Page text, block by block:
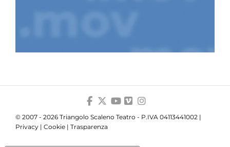
© 2007 - 2026 Triangolo Scaleno Teatro - P.IVA 04113441002 |
Privacy | Cookie | Trasparenza